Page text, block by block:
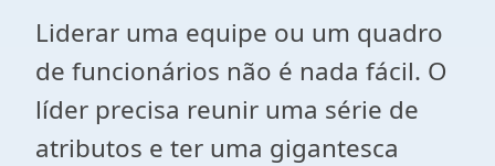
Liderar uma equipe ou um quadro
de funcionários não é nada fácil. O
líder precisa reunir uma série de
atributos e ter uma gigantesca